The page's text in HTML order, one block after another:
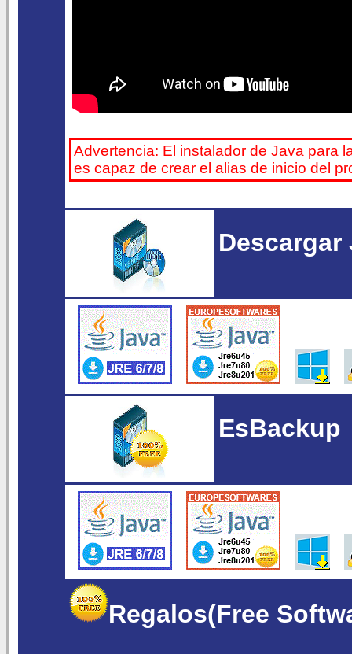
Advertencia: El instalador de Java para
es capaz de crear el alias de inicio del
EsBackup
Regalos(Free